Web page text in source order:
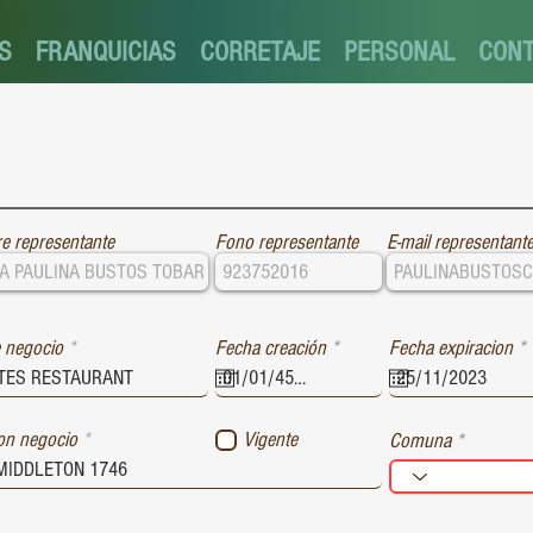
FRANQUICIAS CORRETAJE PERSONAL
representante Fono representante E-mail representante
negocio Fecha creación *r
d
Fecha expiracion *r
r
d
negocio Comuna
Vigente